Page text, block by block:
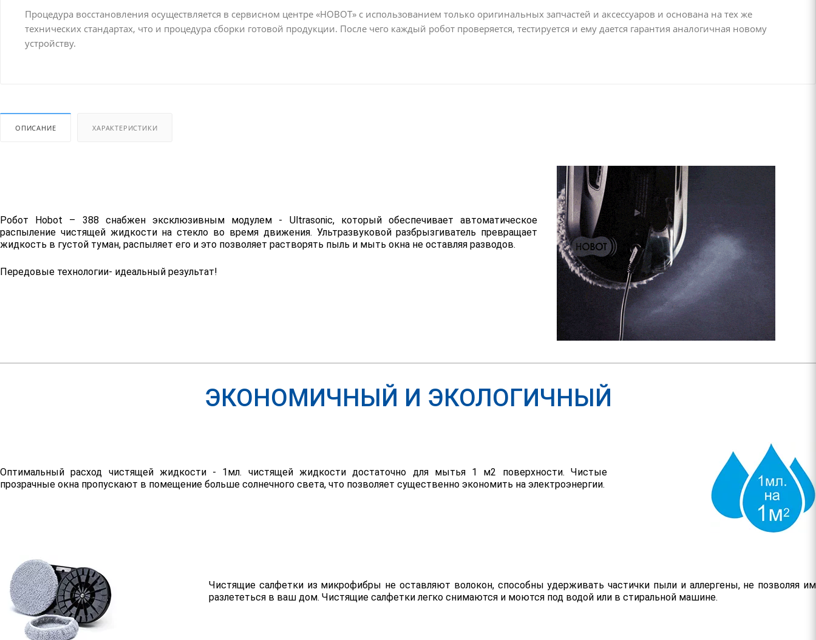
Процедура восстановления осуществляется в сервисном центре «HOBOT» с использованием только оригинальных запчастей и аксессуаров и основана на тех же
технических стандартах, что и процедура сборки готовой продукции. После чего каждый робот проверяется, тестируется и ему дается гарантия аналогичная новому
устройству.
ОПИСАНИЕ ХАРАКТЕРИСТИКИ
Робот Hobot – 388 снабжен эксклюзивным модулем - Ultrasonic, который обеспечивает автоматическое
распыление чистящей жидкости на стекло во время движения. Ультразвуковой разбрызгиватель превращает
жидкость в густой туман, распыляет его и это позволяет растворять пыль и мыть окна не оставляя разводов.
Передовые технологии- идеальный результат!
ЭКОНОМИЧНЫЙ И ЭКОЛОГИЧНЫЙ
Оптимальный расход чистящей жидкости - 1мл. чистящей жидкости достаточно для мытья 1 м2 поверхности. Чистые
прозрачные окна пропускают в помещение больше солнечного света, что позволяет существенно экономить на электроэнергии.
Чистящие салфетки из микрофибры не оставляют волокон, способны удерживать частички пыли и аллергены, не позволяя им
разлететься в ваш дом. Чистящие салфетки легко снимаются и моются под водой или в стиральной машине.